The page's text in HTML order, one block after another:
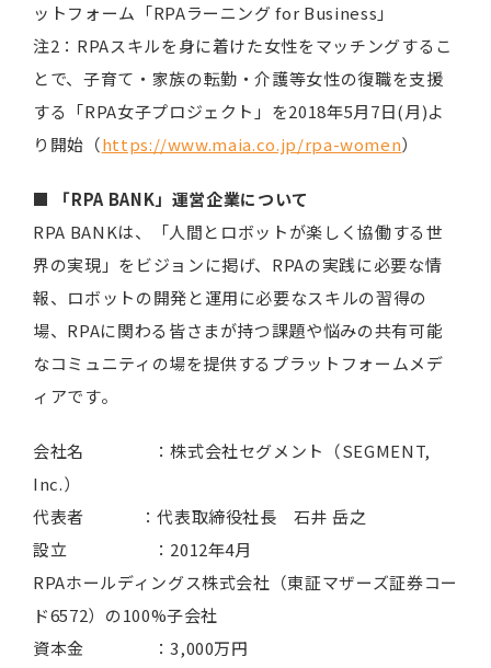
ットフォーム「RPAラーニング for Business」
注2：RPAスキルを身に着けた女性をマッチングするこ
とで、子育て・家族の転勤・介護等女性の復職を支援
する「RPA女子プロジェクト」を2018年5月7日(月)よ
り開始（https://www.maia.co.jp/rpa-women）
■ 「RPA BANK」運営企業について
RPA BANKは、「人間とロボットが楽しく協働する世
界の実現」をビジョンに掲げ、RPAの実践に必要な情
報、ロボットの開発と運用に必要なスキルの習得の
場、RPAに関わる皆さまが持つ課題や悩みの共有可能
なコミュニティの場を提供するプラットフォームメデ
ィアです。
会社名 ：株式会社セグメント（SEGMENT,
Inc.）
代表者 ：代表取締役社長 石井 岳之
設立 ：2012年4月
RPAホールディングス株式会社（東証マザーズ証券コー
ド6572）の100%子会社
資本金 ：3,000万円